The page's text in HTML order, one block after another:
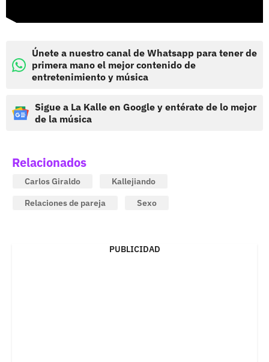
Únete a nuestro canal de Whatsapp para tener de
primera mano el mejor contenido de
entretenimiento y música
Sigue a La Kalle en Google y entérate de lo mejor
de la música
Relacionados
Carlos Giraldo
Kallejiando
Relaciones de pareja
Sexo
PUBLICIDAD